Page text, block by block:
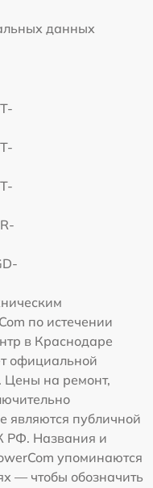
данных
по истечении
в Краснодаре
официальной
Цены на ремонт,
являются публичной
РФ. Названия и
упоминаются
— чтобы обозначить